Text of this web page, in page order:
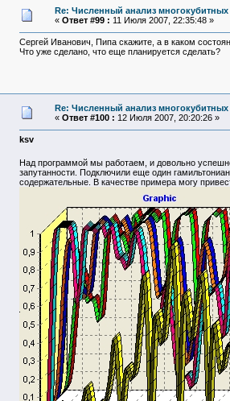
Re: Численный анализ многокубитных
« Ответ #99 : 11 Июля 2007, 22:35:48 »
Сергей Иванович, Пипа скажите, а в каком
Что уже сделано, что еще планируется сделать?
Re: Численный анализ многокубитных
« Ответ #100 : 12 Июля 2007, 20:20:26 »
ksv
Над программой мы работаем, и довольно
запутанности. Подключили еще один
содержательные. В качестве примера могу